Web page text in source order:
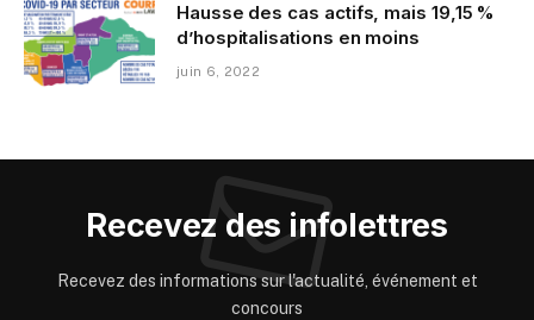
Hausse des cas actifs, mais 19,15 %
d’hospitalisations en moins
juin 6, 2022
Recevez des infolettres
Recevez des informations sur l'actualité, événement et
concours